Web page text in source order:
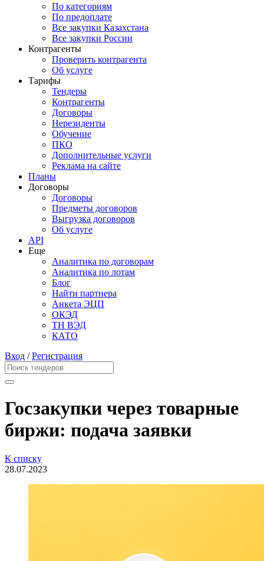
По категориям
По предоплате
Все закупки Казахстана
Все закупки России
Контрагенты
Проверить контрагента
Об услуге
Тарифы
Тендеры
Контрагенты
Договоры
Нерезиденты
Обучение
ПКО
Дополнительные услуги
Реклама на сайте
Планы
Договоры
Договоры
Предметы договоров
Выгрузка договоров
Об услуге
API
Еще
Аналитика по договорам
Аналитика по лотам
Блог
Найти партнера
Анкета ЭЦП
ОКЭД
ТН ВЭД
КАТО
Вход /Регистрация
Госзакупки через товарные
биржи: подача заявки
К списку
28.07.2023